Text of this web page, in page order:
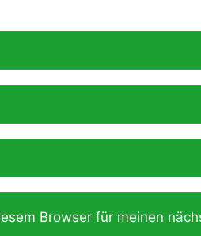
Browser für meinen